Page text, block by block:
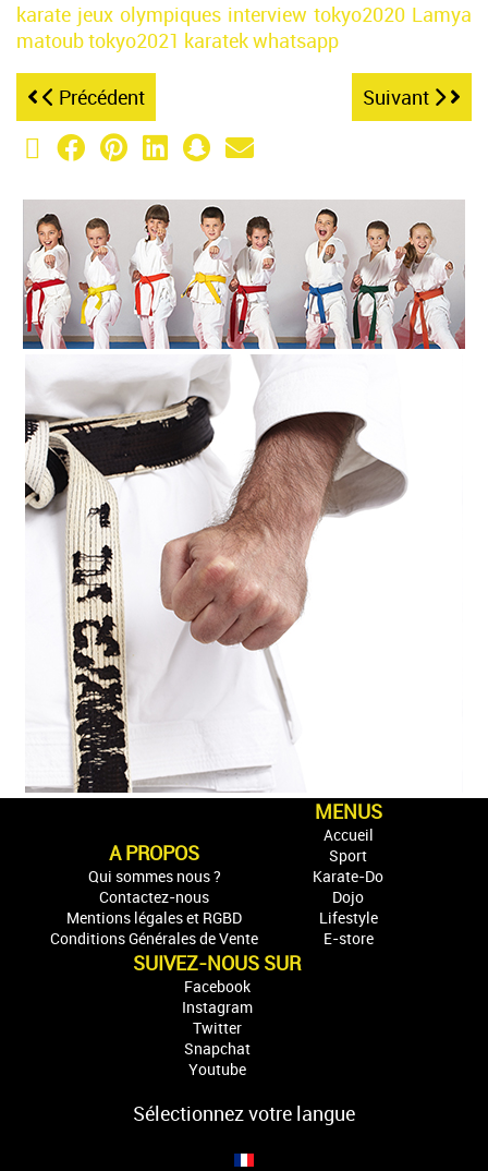
karate jeux olympiques interview tokyo2020 Lamya
matoubtokyo2021 karatekwhatsapp
Précédent Suivant
X (Twitter)
Facebook
Pinterest
LinkedIn
Snapchat
Email
A PROPOS
Qui sommes nous ?
Contactez-nous
Mentions légales et RGBD
Conditions Générales de Vente
MENUS
Accueil
Sport
Karate-Do
Dojo
Lifestyle
E-store
SUIVEZ-NOUS SUR
Facebook
Instagram
Twitter
Snapchat
Youtube
Sélectionnez votre langue